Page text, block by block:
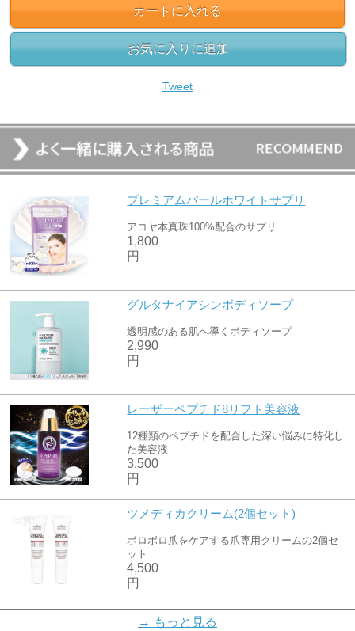
カートに入れる
お気に入りに追加
Tweet
プレミアムパールホワイトサプリ
アコヤ本真珠100%配合のサプリ
1,800
円
グルタナイアシンボディソープ
透明感のある肌へ導くボディソープ
2,990
円
レーザーペプチド8リフト美容液
12種類のペプチドを配合した深い悩みに特化し
た美容液
3,500
円
ツメディカクリーム(2個セット)
ボロボロ爪をケアする爪専用クリームの2個セ
ット
4,500
円
超特効痩・痩・痩(2箱セット)
→ もっと見る